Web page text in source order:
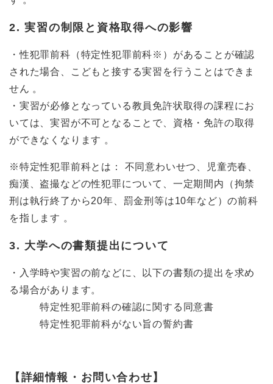
2. 実習の制限と資格取得への影響
・性犯罪前科（特定性犯罪前科※）があることが確認
された場合、こどもと接する実習を行うことはできま
せん 。
・実習が必修となっている教員免許状取得の課程にお
いては、実習が不可となることで、資格・免許の取得
ができなくなります 。
※特定性犯罪前科とは： 不同意わいせつ、児童売春、
痴漢、盗撮などの性犯罪について、一定期間内（拘禁
刑は執行終了から20年、罰金刑等は10年など）の前科
を指します 。
3. 大学への書類提出について
・入学時や実習の前などに、以下の書類の提出を求め
る場合があります。
特定性犯罪前科の確認に関する同意書
特定性犯罪前科がない旨の誓約書
【詳細情報・お問い合わせ】